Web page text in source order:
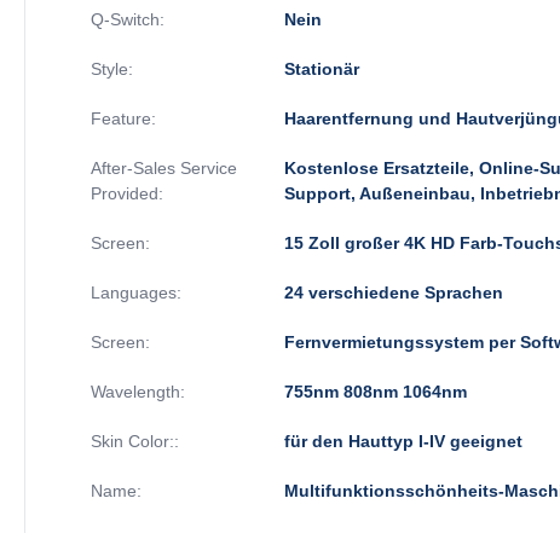
Q-Switch: Nein
Style: Stationär
Feature: Haarentfernung und
After-Sales Service
Provided:
Kostenlose Ersatzteile, Online-
Support, Außeneinbau,
Screen: 15 Zoll großer 4K HD Farb-
Languages: 24 verschiedene Sprachen
Screen: Fernvermietungssystem per
Wavelength: 755nm 808nm 1064nm
Skin Color:: für den Hauttyp I-IV geeignet
Name: Multifunktionsschönheits-